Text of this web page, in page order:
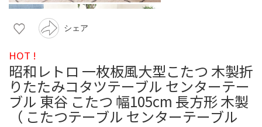
シェア
HOT !
昭和レトロ 一枚板風大型こたつ 木製折
りたたみコタツテーブル センターテー
ブル 東谷 こたつ 幅105cm 長方形 木製
（ こたつテーブル センターテーブル